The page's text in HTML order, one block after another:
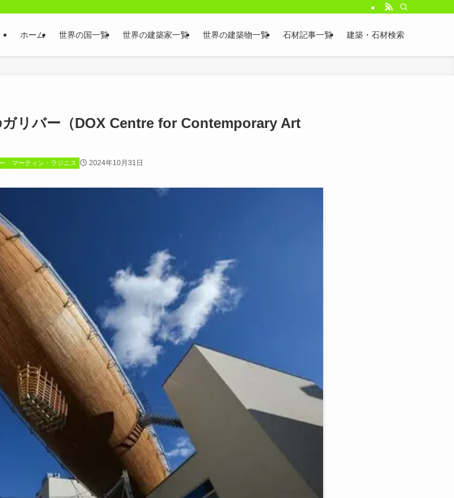
ホーム 世界の国一覧 世界の建築家一覧 世界の建築物一覧 石材記事一覧 建築・石材検索
リバー（DOX Centre for Contemporary Art
マーティン・ラジニス 2024年10月31日